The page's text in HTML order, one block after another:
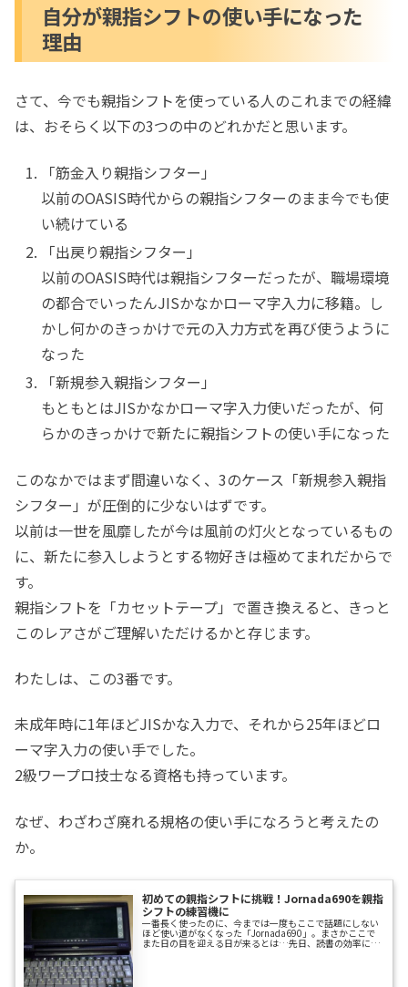
自分が親指シフトの使い手になった
理由
さて、今でも親指シフトを使っている人のこれまでの経緯
は、おそらく以下の3つの中のどれかだと思います。
「筋金入り親指シフター」
以前のOASIS時代からの親指シフターのまま今でも使
い続けている
「出戻り親指シフター」
以前のOASIS時代は親指シフターだったが、職場環境
の都合でいったんJISかなかローマ字入力に移籍。し
かし何かのきっかけで元の入力方式を再び使うように
なった
「新規参入親指シフター」
もともとはJISかなかローマ字入力使いだったが、何
らかのきっかけで新たに親指シフトの使い手になった
このなかではまず間違いなく、3のケース「新規参入親指
シフター」が圧倒的に少ないはずです。
以前は一世を風靡したが今は風前の灯火となっているもの
に、新たに参入しようとする物好きは極めてまれだからで
す。
親指シフトを「カセットテープ」で置き換えると、きっと
このレアさがご理解いただけるかと存じます。
わたしは、この3番です。
未成年時に1年ほどJISかな入力で、それから25年ほどロ
ーマ字入力の使い手でした。
2級ワープロ技士なる資格も持っています。
なぜ、わざわざ廃れる規格の使い手になろうと考えたの
か。
初めての親指シフトに挑戦！Jornada690を親指
シフトの練習機に
一番長く使ったのに、今までは一度もここで話題にしない
ほど使い道がなくなった「Jornada690」。まさかここで
また日の目を迎える日が来るとは…先日、読書の効率につ
いてWikipediaを調べていたら、私の興味が次のように遷